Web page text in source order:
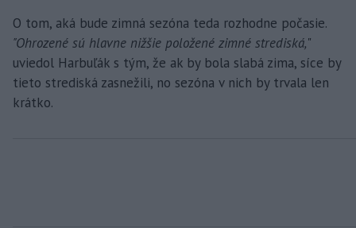
O tom, aká bude zimná sezóna teda rozhodne počasie.
"Ohrozené sú hlavne nižšie položené zimné strediská,"
uviedol Harbuľák s tým, že ak by bola slabá zima, síce by
tieto strediská zasnežili, no sezóna v nich by trvala len
krátko.